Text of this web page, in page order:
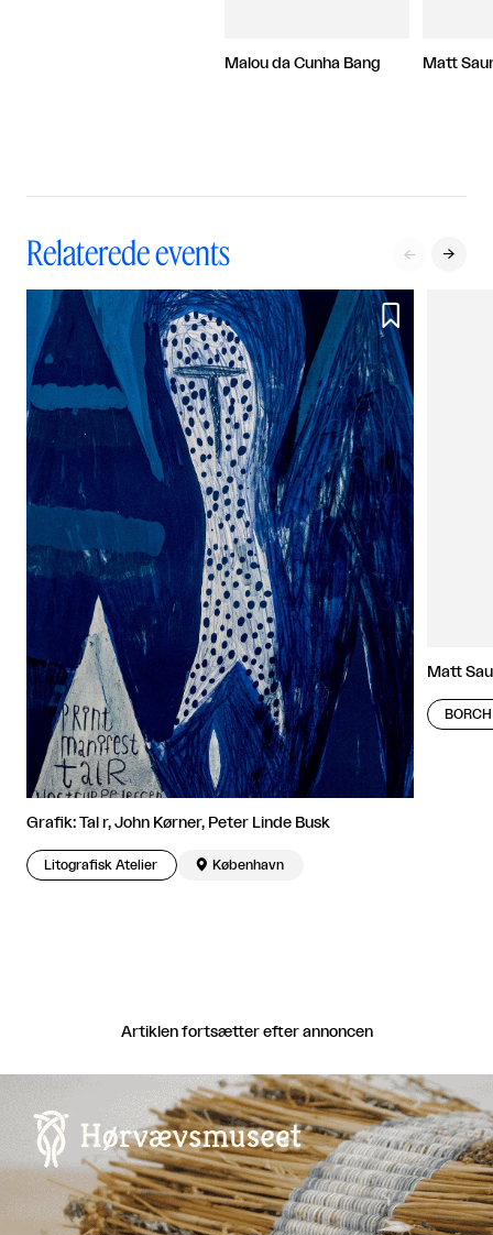
Malou da Cunha Bang Matt
Relaterede events  

Grafik: Tal r, John Kørner, Peter Linde Busk
Litografisk Atelier  København
Matt
Artiklen fortsætter efter annoncen